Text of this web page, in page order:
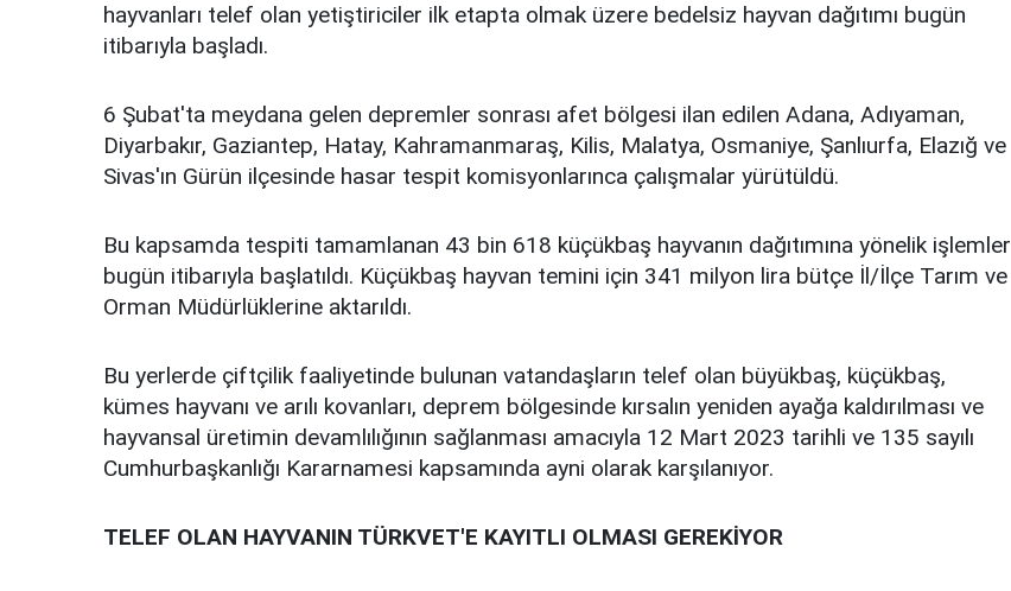
hayvanları telef olan yetiştiriciler ilk etapta olmak üzere bedelsiz hayvan dağıtımı bugün
itibarıyla başladı.
6 Şubat'ta meydana gelen depremler sonrası afet bölgesi ilan edilen Adana, Adıyaman,
Diyarbakır, Gaziantep, Hatay, Kahramanmaraş, Kilis, Malatya, Osmaniye, Şanlıurfa, Elazığ ve
Sivas'ın Gürün ilçesinde hasar tespit komisyonlarınca çalışmalar yürütüldü.
Bu kapsamda tespiti tamamlanan 43 bin 618 küçükbaş hayvanın dağıtımına yönelik işlemler
bugün itibarıyla başlatıldı. Küçükbaş hayvan temini için 341 milyon lira bütçe İl/İlçe Tarım ve
Orman Müdürlüklerine aktarıldı.
Bu yerlerde çiftçilik faaliyetinde bulunan vatandaşların telef olan büyükbaş, küçükbaş,
kümes hayvanı ve arılı kovanları, deprem bölgesinde kırsalın yeniden ayağa kaldırılması ve
hayvansal üretimin devamlılığının sağlanması amacıyla 12 Mart 2023 tarihli ve 135 sayılı
Cumhurbaşkanlığı Kararnamesi kapsamında ayni olarak karşılanıyor.
TELEF OLAN HAYVANIN TÜRKVET'E KAYITLI OLMASI GEREKİYOR